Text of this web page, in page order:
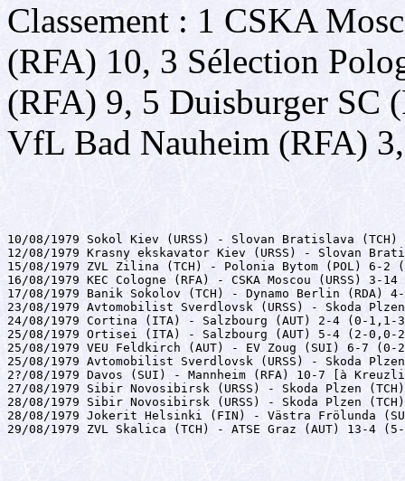
Classement : 1 CSKA
(RFA) 10, 3 Sélection
(RFA) 9, 5 Duisburger SC
VfL Bad Nauheim (RFA)
10/08/1979 Sokol Kiev (URSS) - Slovan Bratislava
12/08/1979 Krasny ekskavator Kiev (URSS) - Slovan
15/08/1979 ZVL Zilina (TCH) - Polonia Bytom (POL) 6-2
16/08/1979 KEC Cologne (RFA) - CSKA Moscou (URSS) 3-
17/08/1979 Banik Sokolov (TCH) - Dynamo Berlin (RDA)
23/08/1979 Avtomobilist Sverdlovsk (URSS) - Skoda
24/08/1979 Cortina (ITA) - Salzbourg (AUT) 2-4 (0-1,1-
25/08/1979 Ortisei (ITA) - Salzbourg (AUT) 5-4 (2-0,0-
25/08/1979 VEU Feldkirch (AUT) - EV Zoug (SUI) 6-7
25/08/1979 Avtomobilist Sverdlovsk (URSS) - Skoda
2?/08/1979 Davos (SUI) - Mannheim (RFA) 10-7 [à
27/08/1979 Sibir Novosibirsk (URSS) - Skoda Plzen
28/08/1979 Sibir Novosibirsk (URSS) - Skoda Plzen
28/08/1979 Jokerit Helsinki (FIN) - Västra Frölunda
29/08/1979 ZVL Skalica (TCH) - ATSE Graz (AUT) 13-4